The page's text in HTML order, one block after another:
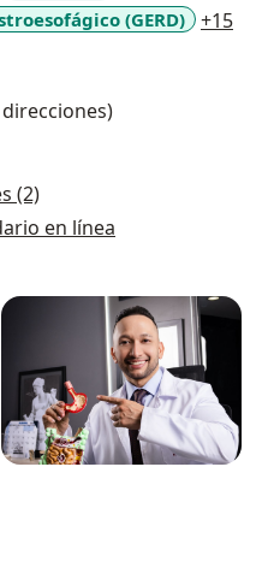
(GERD)
+15
(2)
en línea